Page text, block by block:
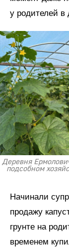
у родителей в
Деревня
подсобном
Начинали
продажу
грунте на
временем